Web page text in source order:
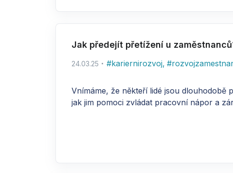
Jak předejít přetížení u
24.03.25 #kariernirozvoj, #
Vnímáme, že někteří lidé jsou dlouhodobě
jak jim pomoci zvládat pracovní nápor a